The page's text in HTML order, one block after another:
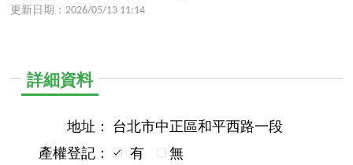
更新日期：2026/05/13 11:14
詳細資料
地址：
台北市中正區和平西路一段
產權登記：
有
無